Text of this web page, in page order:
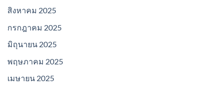
สิงหาคม 2025
กรกฎาคม 2025
มิถุนายน 2025
พฤษภาคม 2025
เมษายน 2025